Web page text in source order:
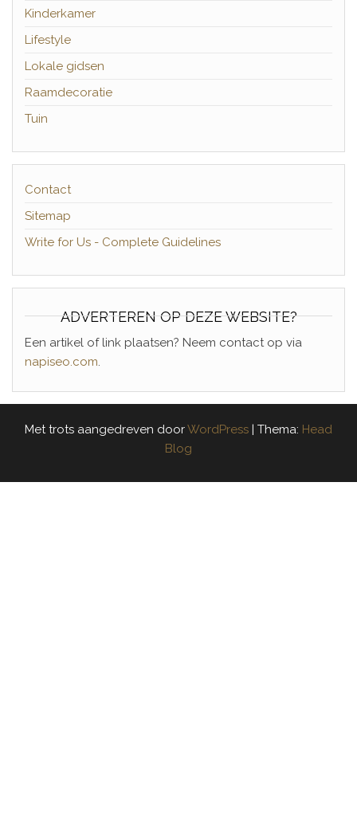
Kinderkamer
Lifestyle
Lokale gidsen
Raamdecoratie
Tuin
Contact
Sitemap
Write for Us - Complete Guidelines
ADVERTEREN OP DEZE WEBSITE?
Een artikel of link plaatsen? Neem contact op via
napiseo.com.
Met trots aangedreven doorWordPress | Thema: Head
Blog